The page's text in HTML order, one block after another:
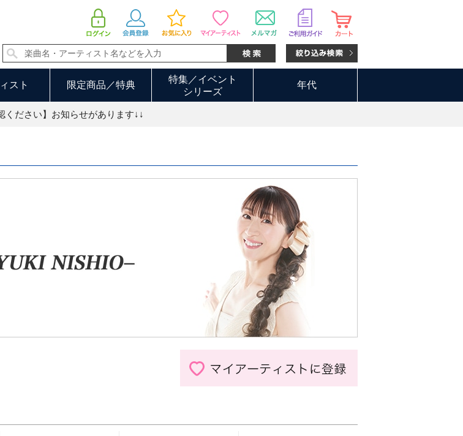
スト 限定商品／特典
特集／イベント
シリーズ
年代
ください】お知らせがあります↓↓